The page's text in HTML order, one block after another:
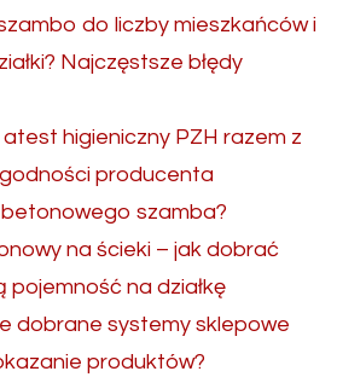
do liczby mieszkańców i
Najczęstsze błędy
higieniczny PZH razem z
producenta
szamba?
na ścieki – jak dobrać
pojemność na działkę
dobrane systemy sklepowe
produktów?